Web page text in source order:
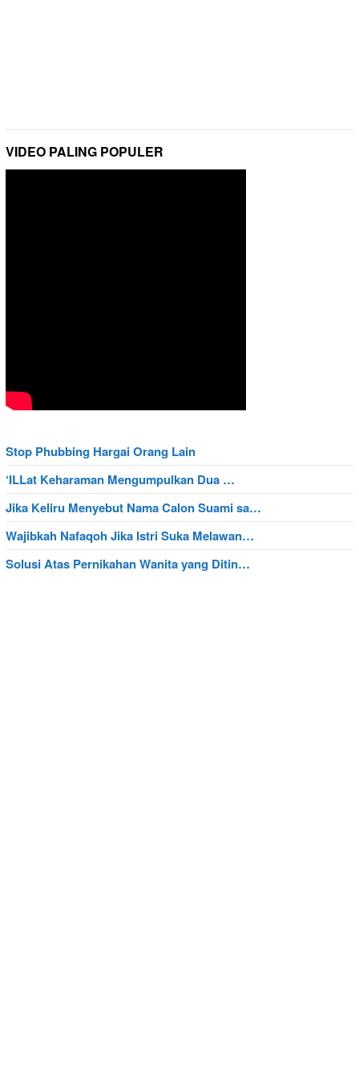
VIDEO PALING POPULER
Stop Phubbing Hargai Orang Lain
‘ILLat Keharaman Mengumpulkan Dua …
Jika Keliru Menyebut Nama Calon Suami sa…
Wajibkah Nafaqoh Jika Istri Suka Melawan…
Solusi Atas Pernikahan Wanita yang Ditin…